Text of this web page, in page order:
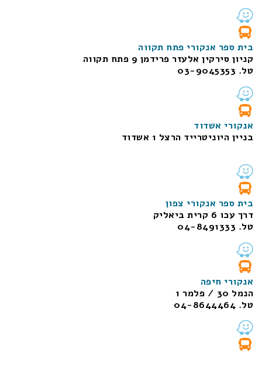
בית ספר אנקורי פתח תקווה
קניון סירקין אלעזר פרידמן 9 פתח תקווה
טל. 03-9045353
אנקורי אשדוד
בניין היוניטרייד הרצל 1 אשדוד
בית ספר אנקורי צפון
דרך עכו 6 קרית ביאליק
טל. 04-8491333
אנקורי חיפה
הנמל 30 / פלמר 1
טל. 04-8644464